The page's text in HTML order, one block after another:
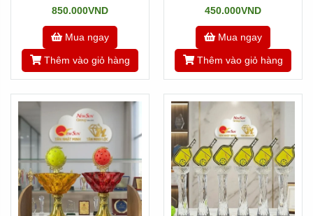
850.000VND
Mua ngay
Thêm vào giỏ hàng
450.000VND
Mua ngay
Thêm vào giỏ hàng